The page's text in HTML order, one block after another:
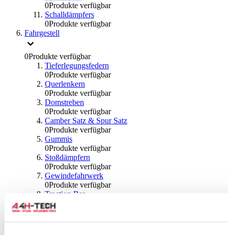
0Produkte verfügbar
Schalldämpfers
0Produkte verfügbar
Fahrgestell
0Produkte verfügbar
Tieferlegungsfedern
0Produkte verfügbar
Querlenkern
0Produkte verfügbar
Domstreben
0Produkte verfügbar
Camber Satz & Spur Satz
0Produkte verfügbar
Gummis
0Produkte verfügbar
Stoßdämpfern
0Produkte verfügbar
Gewindefahrwerk
0Produkte verfügbar
Traction Bar
0Produkte verfügbar
Stabilisator & Zubehör
0Produkte verfügbar